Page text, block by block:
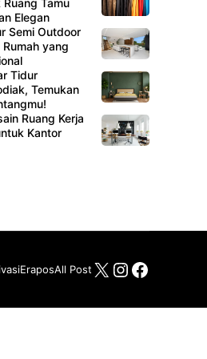
Tamu
Elegan
Semi Outdoor
yang
Tidur
Temukan
Ruang Kerja
Kantor
EraposAll PostX Instagram